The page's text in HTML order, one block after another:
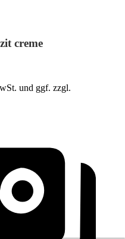
creme
und ggf. zzgl.